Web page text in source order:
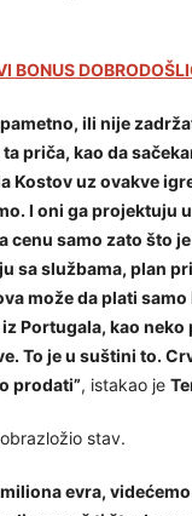
ili nije
priča, kao da
Kostov uz ovakve
I oni ga projektuju
cenu samo zato što
sa službama, plan
može da plati
Portugala, kao
To je u suštini to.
prodati”, istakao je
stav.
evra,